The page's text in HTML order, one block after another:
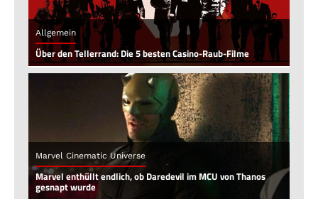
Allgemein
Über den Tellerrand: Die 5 besten Casino-Raub-Filme
Marvel Cinematic Universe
Marvel enthüllt endlich, ob Daredevil im MCU von Thanos
gesnapt wurde